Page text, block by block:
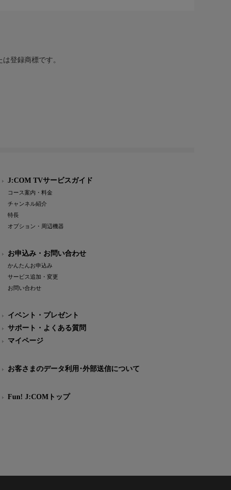
登録商標です。
J:COM TVサービスガイド
コース案内・料金
チャンネル紹介
特長
オプション・周辺機器
お申込み・お問い合わせ
かんたんお申込み
サービス追加・変更
お問い合わせ
イベント・プレゼント
サポート・よくある質問
マイページ
お客さまのデータ利用･外部送信について
Fun! J:COMトップ